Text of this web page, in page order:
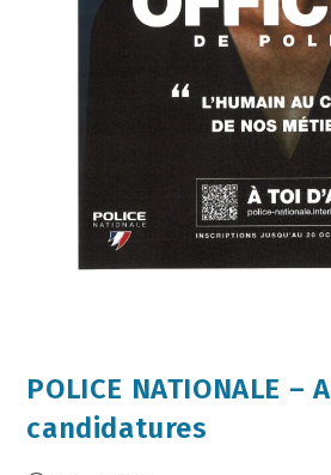
POLICE NATIONALE –
candidatures